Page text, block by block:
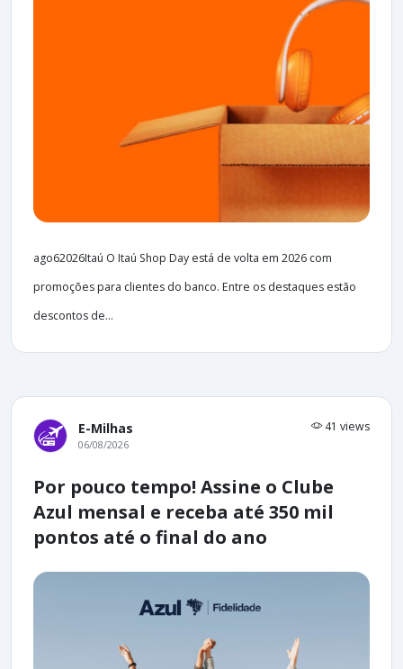
ago62026Itaú O Itaú Shop Day está de volta em 2026 com
promoções para clientes do banco. Entre os destaques estão
descontos de...
E-Milhas 41 views
06/08/2026
Por pouco tempo! Assine o Clube
Azul mensal e receba até 350 mil
pontos até o final do ano